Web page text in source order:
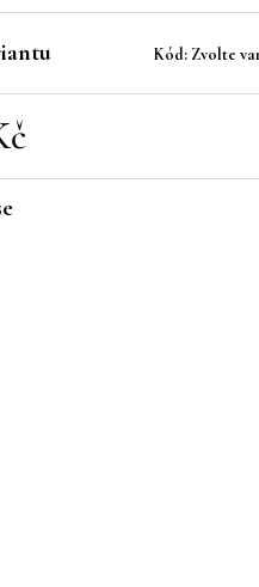
Kód: Zvolte